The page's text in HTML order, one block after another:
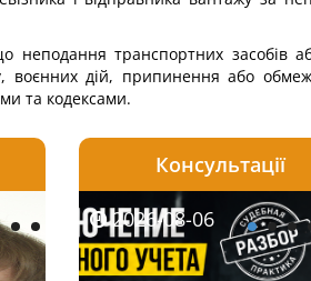
неподання транспортних засобів
воєнних дій, припинення або
та кодексами.
2026-08-06
2026-08-04
Консультації
2026-08-06
2026-07-30